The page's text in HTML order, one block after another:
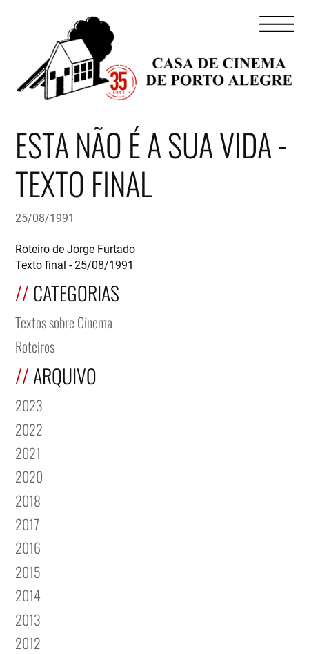
ESTA NÃO É A SUA VIDA -
TEXTO FINAL
25/08/1991
Roteiro de Jorge Furtado
Texto final - 25/08/1991
CATEGORIAS
Textos sobre Cinema
Roteiros
ARQUIVO
2023
2022
2021
2020
2018
2017
2016
2015
2014
2013
2012